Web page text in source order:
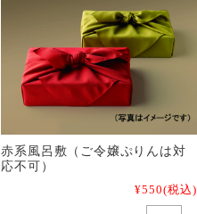
赤系風呂敷（ご令嬢ぷりんは対
応不可）
¥550(税込)